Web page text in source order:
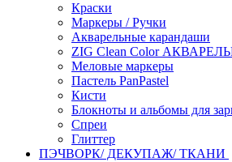
Краски
Маркеры / Ручки
Акварельные карандаши
ZIG Clean Color
Меловые маркеры
Пастель PanPastel
Кисти
Блокноты и альбомы для
Спреи
Глиттер
ПЭЧВОРК/ ДЕКУПАЖ/ ТКАНИ